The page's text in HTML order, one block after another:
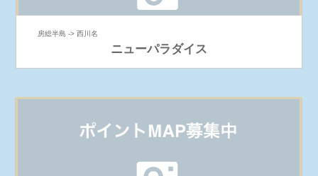
房総半島 -> 西川名
ニューパラダイス